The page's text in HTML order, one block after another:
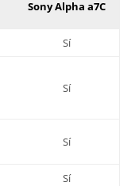
Sony Alpha a7C
Sí
Sí
Sí
Sí